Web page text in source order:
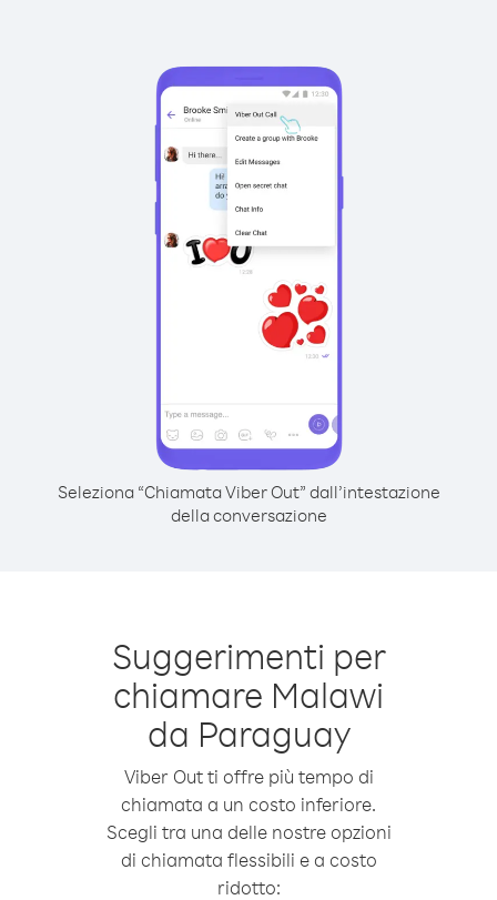
Seleziona “Chiamata Viber Out” dall’intestazione
della conversazione
Suggerimenti per
chiamare Malawi
da Paraguay
Viber Out ti offre più tempo di
chiamata a un costo inferiore.
Scegli tra una delle nostre opzioni
di chiamata flessibili e a costo
ridotto: